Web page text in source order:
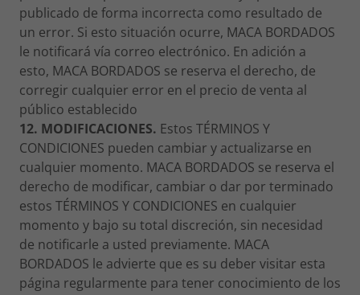
publicado de forma incorrecta como resultado de
un error. Si esto situación ocurre, MACA BORDADOS
le notificará vía correo electrónico. En adición a
esto, MACA BORDADOS se reserva el derecho, de
corregir cualquier error en el precio de venta al
público establecido
12. MODIFICACIONES. Estos TÉRMINOS Y
CONDICIONES pueden cambiar y actualizarse en
cualquier momento. MACA BORDADOS se reserva el
derecho de modificar, cambiar o dar por terminado
estos TÉRMINOS Y CONDICIONES en cualquier
momento y bajo su total discreción, sin necesidad
de notificarle a usted previamente. MACA
BORDADOS le advierte que es su deber visitar esta
página regularmente para tener conocimiento de los